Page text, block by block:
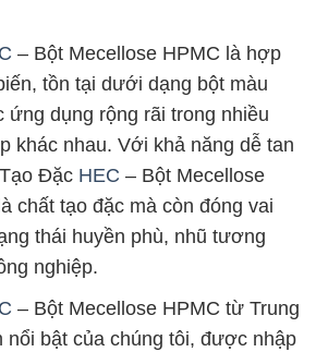
– Bột Mecellose HPMC là hợp
tồn tại dưới dạng bột màu
ứng dụng rộng rãi trong nhiều
khác nhau. Với khả năng dễ tan
Đặc HEC – Bột Mecellose
chất tạo đặc mà còn đóng vai
thái huyền phù, nhũ tương
nghiệp.
– Bột Mecellose HPMC từ Trung
nổi bật của chúng tôi, được nhập